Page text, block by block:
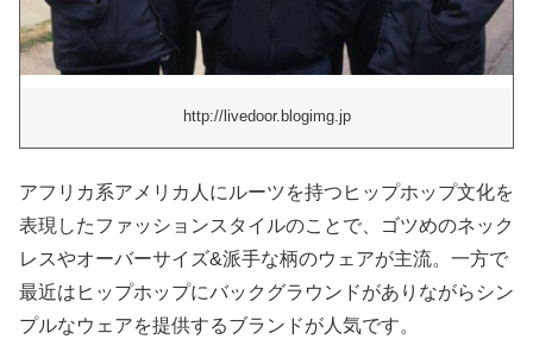
http://livedoor.blogimg.jp
アフリカ系アメリカ人にルーツを持つヒップホップ文化を
表現したファッションスタイルのことで、ゴツめのネック
レスやオーバーサイズ&派手な柄のウェアが主流。一方で
最近はヒップホップにバックグラウンドがありながらシン
プルなウェアを提供するブランドが人気です。